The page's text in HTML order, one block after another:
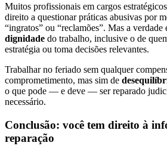
Muitos profissionais em cargos
direito a questionar práticas abusivas por
“ingratos” ou “reclamões”. Mas a
dignidade do trabalho, inclusive o de
estratégia ou toma decisões relevantes.
Trabalhar no feriado sem qualquer
comprometimento, mas sim de
o que pode — e deve — ser reparado
necessário.
Conclusão: você tem direito à
reparação